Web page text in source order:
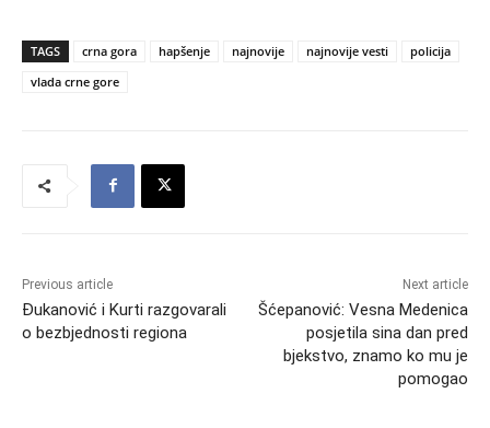
TAGS crna gora hapšenje najnovije najnovije vesti
policija
vlada crne gore
Previous article
Đukanović i Kurti razgovarali
o bezbjednosti regiona
Next article
Šćepanović: Vesna Medenica
posjetila sina dan pred
bjekstvo, znamo ko mu je
pomogao